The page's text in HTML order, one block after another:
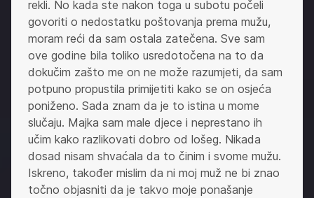
rekli. No kada ste nakon toga u subotu počeli
govoriti o nedostatku poštovanja prema mužu,
moram reći da sam ostala zatečena. Sve sam
ove godine bila toliko usredotočena na to da
dokučim zašto me on ne može razumjeti, da sam
potpuno propustila primijetiti kako se on osjeća
poniženo. Sada znam da je to istina u mome
slučaju. Majka sam male djece i neprestano ih
učim kako razlikovati dobro od lošeg. Nikada
dosad nisam shvaćala da to činim i svome mužu.
Iskreno, također mislim da ni moj muž ne bi znao
točno objasniti da je takvo moje ponašanje